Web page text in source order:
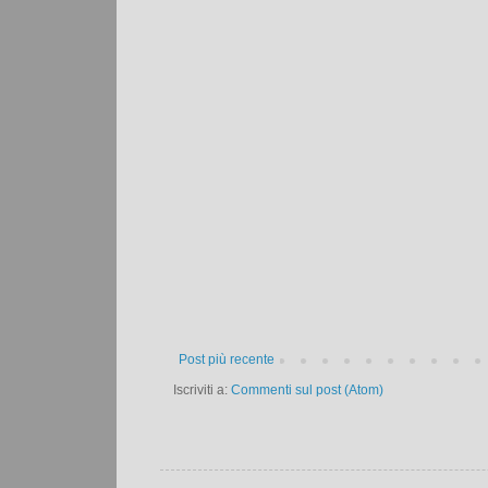
Post più recente
Iscriviti a: Commenti sul post (Atom)